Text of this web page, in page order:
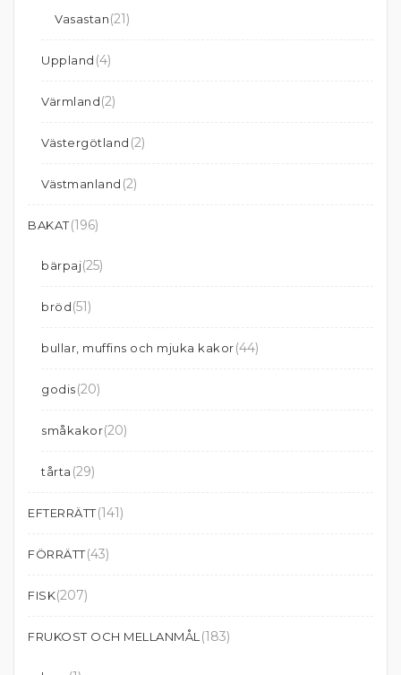
Vasastan(21)
Uppland (4)
Värmland(2)
Västergötland (2)
Västmanland (2)
BAKAT(196)
bärpaj(25)
bröd(51)
bullar, muffins och mjuka kakor(44)
godis(20)
småkakor(20)
tårta (29)
EFTERRÄTT(141)
FÖRRÄTT(43)
FISK(207)
FRUKOST OCH MELLANMÅL (183)